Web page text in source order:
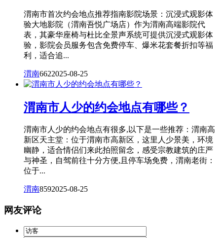
渭南市首次约会地点推荐指南影院场景：沉浸式观影体
验大地影院（渭南吾悦广场店）作为渭南高端影院代
表，其豪华座椅与杜比全景声系统可提供沉浸式观影体
验，影院会员服务包含免费停车、爆米花套餐折扣等福
利，适合追...
渭南6622025-08-25
渭南市人少的约会地点有哪些？
渭南市人少的约会地点有很多,以下是一些推荐：渭南高
新区天主堂：位于渭南市高新区，这里人少景美，环境
幽静，适合情侣们来此拍照留念，感受宗教建筑的庄严
与神圣，自驾前往十分方便,且停车场免费，渭南老街：
位于...
渭南8592025-08-25
网友评论